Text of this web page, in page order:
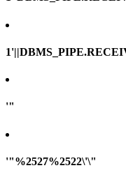
'"
'"%2527%2522\'\"